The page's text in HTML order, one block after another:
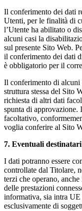
Il conferimento dei dati
Utenti, per le finalità di
l’Utente ha abilitato o
alcuni casi la
sul presente Sito Web.
il conferimento dei dati
è obbligatorio per il
Il conferimento di alcuni
struttura stessa del Sito
richiesta di altri dati
spunta di
facoltativo,
voglia conferire al Sito
7. Eventuali
I dati potranno essere
controllate dal Titolare,
terzi che operano,
delle prestazioni
informativa, sia intra UE
esclusivamente di